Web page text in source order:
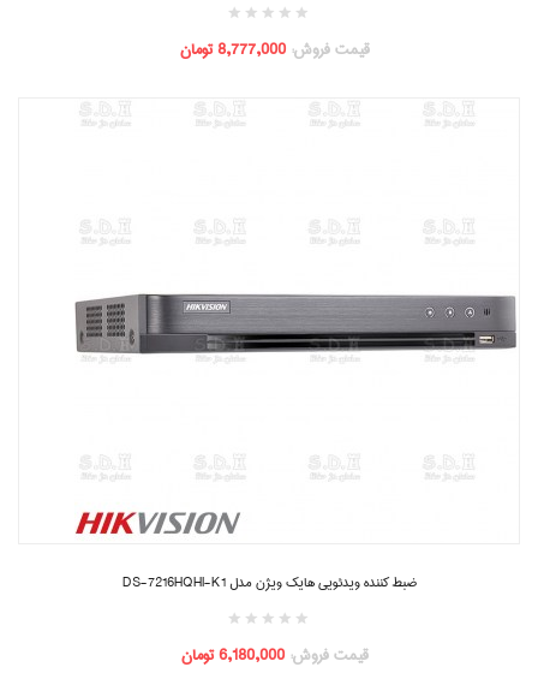
قیمت فروش: 8,777,000 تومان
ضبط کننده ویدئویی هایک ویژن مدل DS-7216HQHI-K1
قیمت فروش: 6,180,000 تومان